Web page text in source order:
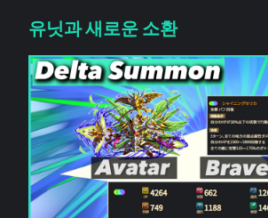
유닛과 새로운 소환